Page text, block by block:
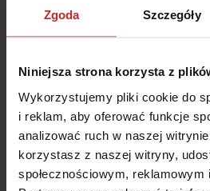
Zgoda Szczegóły
Niniejsza strona korzysta z
Wykorzystujemy pliki cookie do
i reklam, aby oferować funkcje
analizować ruch w naszej
korzystasz z naszej witryny,
społecznościowym, reklamowym